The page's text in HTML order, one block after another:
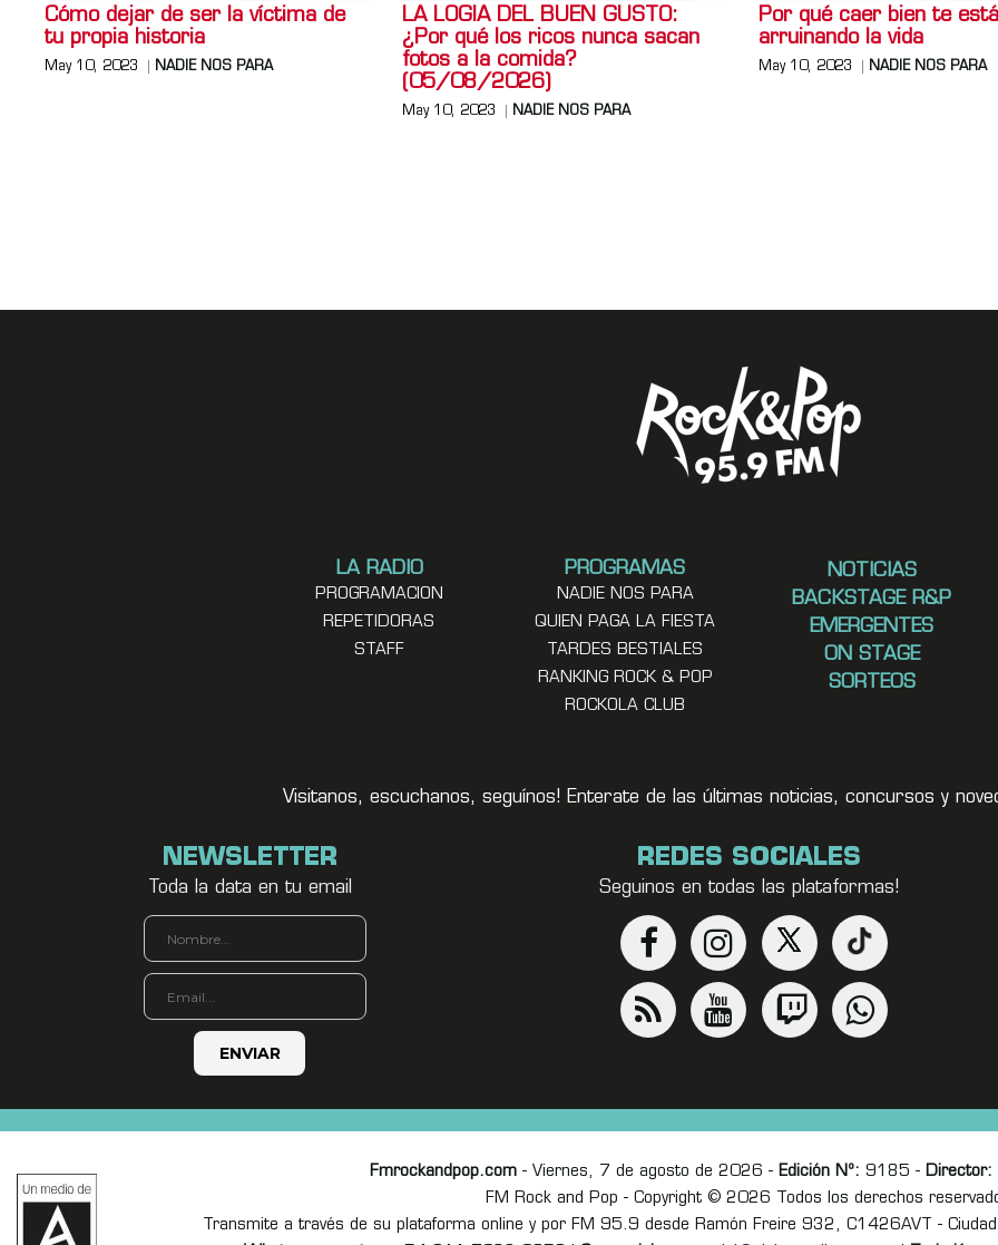
Cómo dejar de ser la víctima de
tu propia historia
May 10, 2023 NADIE NOS PARA
LA LOGIA DEL BUEN GUSTO:
¿Por qué los ricos nunca sacan
fotos a la comida?
(05/08/2026)
May 10, 2023 NADIE NOS PARA
Por qué caer bien te
arruinando la vida
May 10, 2023 NADIE NOS PARA
LA RADIO
PROGRAMACION
REPETIDORAS
STAFF
PROGRAMAS
NADIE NOS PARA
QUIEN PAGA LA FIESTA
TARDES BESTIALES
RANKING ROCK & POP
ROCKOLA CLUB
NOTICIAS
BACKSTAGE R&P
EMERGENTES
ON STAGE
SORTEOS
Visitanos, escuchanos, seguínos! Enterate de las últimas noticias, concursos y
NEWSLETTER
Toda la data en tu email
REDES SOCIALES
Seguinos en todas las plataformas!
Fmrockandpop.com- Viernes, 7 de agosto de 2026 - Edición Nº: 9185 - Director:
FM Rock and Pop - Copyright © 2026 Todos los derechos
Transmite a través de su plataforma online y por FM 95.9 desde Ramón Freire 932, C1426AVT -